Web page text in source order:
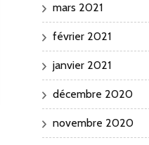
mars 2021
février 2021
janvier 2021
décembre 2020
novembre 2020